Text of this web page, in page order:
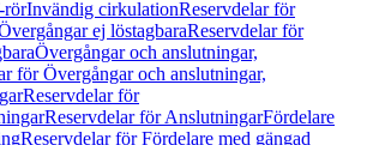
rörInvändig cirkulationReservdelar för
ej löstagbaraReservdelar för
Övergångar och anslutningar,
för Övergångar och anslutningar,
Reservdelar för
Reservdelar för AnslutningarFördelare
Reservdelar för Fördelare med gängad